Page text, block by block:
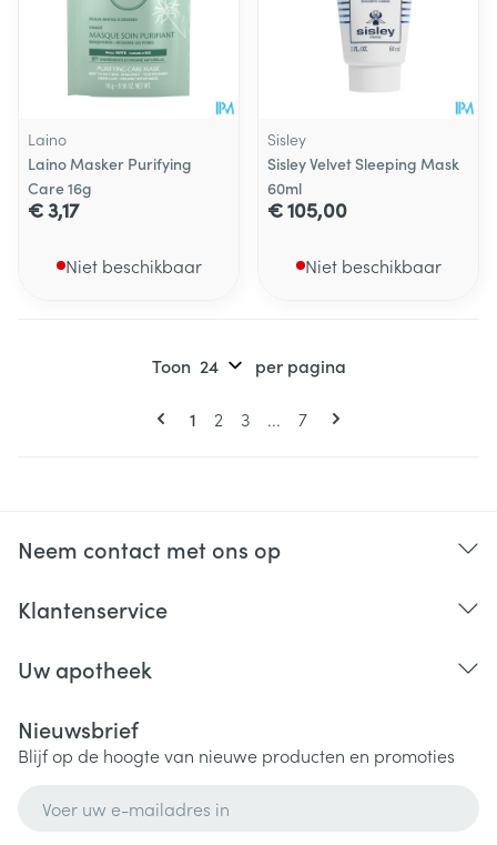
Laino
Laino Masker Purifying
Care 16g
€ 3,17
Niet beschikbaar
Sisley
Sisley Velvet Sleeping Mask
60ml
€ 105,00
Niet beschikbaar
Pagina's
U lees momenteel pagina
1 Pagina
2 Pagina
3 ... Pagina
7
Toon per pagina
Neem contact met ons op
Klantenservice
Uw apotheek
Nieuwsbrief
Blijf op de hoogte van nieuwe producten en promoties